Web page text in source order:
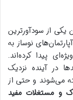
یکی از سودآورترین
نوساز به
پیدا کرده‌اند.
در آینده نزدیک
می‌شوند و حتی از
و مستغلات مفید